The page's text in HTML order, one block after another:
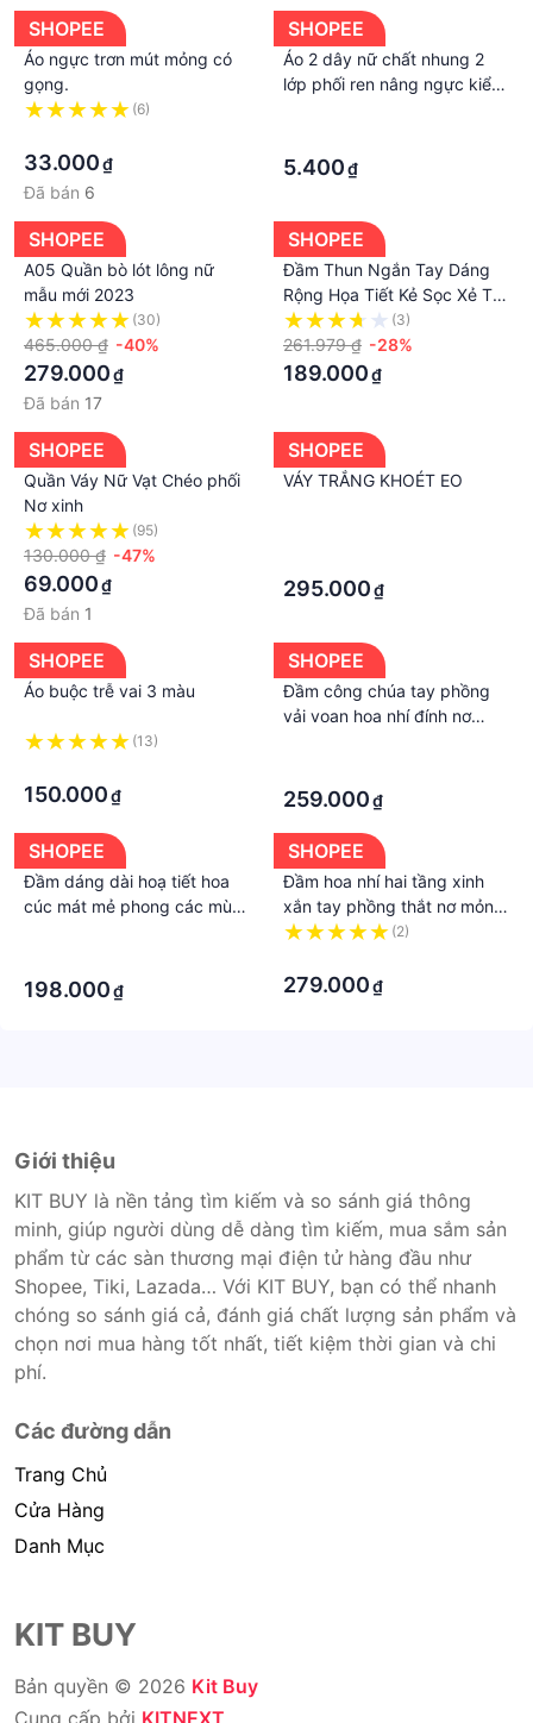
SHOPEE
Áo ngực trơn mút mỏng có
gọng.
(6)
33.000₫
Đã bán 6
SHOPEE
Áo 2 dây nữ chất nhung 2
lớp phối ren nâng ngực kiểu
5.400₫
SHOPEE
A05 Quần bò lót lông nữ
mẫu mới 2023
(30)
465.000 ₫ -40%
279.000₫
Đã bán 17
SHOPEE
Đầm Thun Ngắn Tay Dáng
Rộng Họa Tiết Kẻ Sọc Xẻ Tà
Phong Cách Retro Thời
Trang Mới Cho Nữ
(3)
261.979 ₫ -28%
189.000₫
SHOPEE
Quần Váy Nữ Vạt Chéo phối
Nơ xinh
(95)
130.000 ₫ -47%
69.000₫
Đã bán 1
SHOPEE
VÁY TRẮNG KHOÉT EO
295.000₫
SHOPEE
Áo buộc trễ vai 3 màu
(13)
150.000₫
SHOPEE
Đầm công chúa tay phồng
vải voan hoa nhí đính nơ
259.000₫
SHOPEE
Đầm dáng dài hoạ tiết hoa
cúc mát mẻ phong các mùa
198.000₫
SHOPEE
Đầm hoa nhí hai tầng xinh
xắn tay phồng thắt nơ mỏng
cho bạn nữ
(2)
279.000₫
Giới thiệu
KIT BUY là nền tảng tìm kiếm và so sánh giá thông
minh, giúp người dùng dễ dàng tìm kiếm, mua sắm sản
phẩm từ các sàn thương mại điện tử hàng đầu như
Shopee, Tiki, Lazada… Với KIT BUY, bạn có thể nhanh
chóng so sánh giá cả, đánh giá chất lượng sản phẩm và
chọn nơi mua hàng tốt nhất, tiết kiệm thời gian và chi
phí.
Các đường dẫn
Trang Chủ
Cửa Hàng
Danh Mục
KIT BUY
Bản quyền © 2026 Kit Buy
Cung cấp bởi KITNEXT